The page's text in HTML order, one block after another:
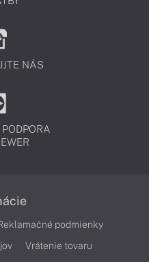
NÁS
podmienky
Vrátenie tovaru